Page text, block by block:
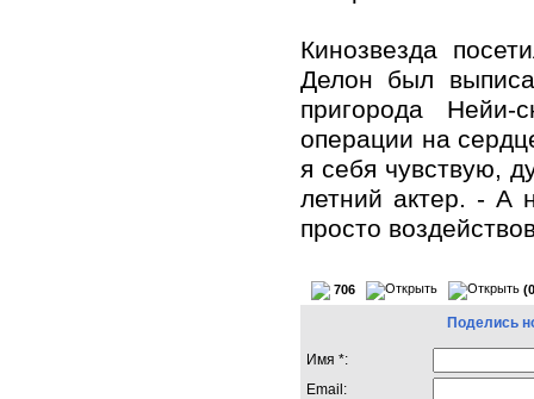
Кинозвезда
Делон был
пригорода
операции на
я себя чувствую,
летний актер. - А
просто
706
Поделись
Имя *:
Email: